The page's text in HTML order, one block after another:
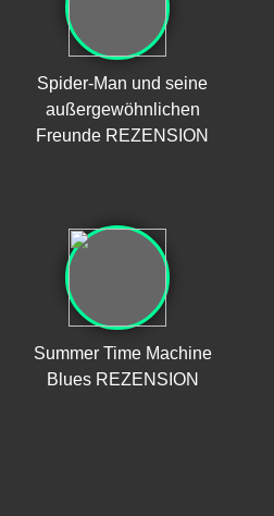
Spider-Man und seine
außergewöhnlichen
Freunde REZENSION
Summer Time Machine
Blues REZENSION